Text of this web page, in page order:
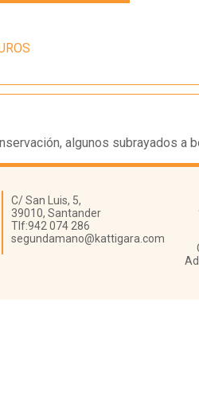
algunos subrayados a
C/ San Luis, 5,
39010, Santander
Tlf:942 074 286
segundamano@kattigara.com